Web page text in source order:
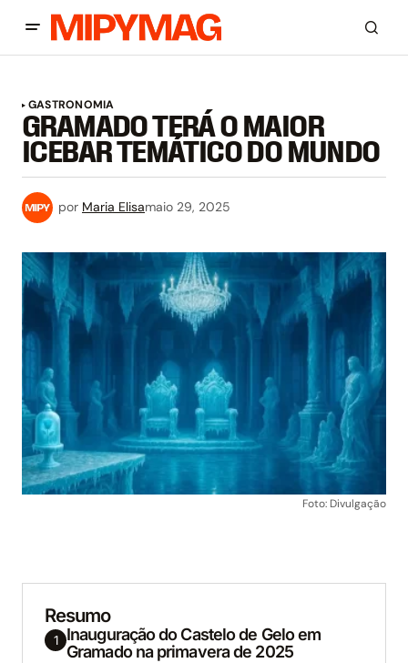
GASTRONOMIA
GRAMADO TERÁ O MAIOR
ICEBAR TEMÁTICO DO MUNDO
por Maria Elisamaio 29, 2025
Foto: Divulgação
Resumo
1
Inauguração do Castelo de Gelo em
Gramado na primavera de 2025